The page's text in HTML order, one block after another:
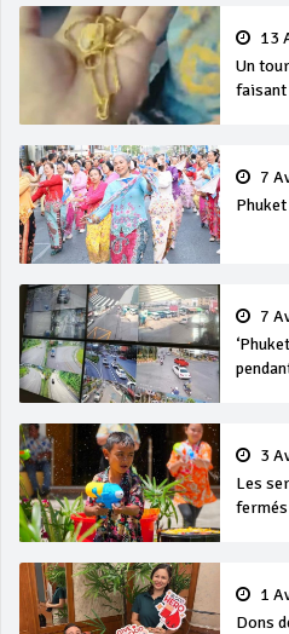
13
Un
7
7
3
Les
1
Dons